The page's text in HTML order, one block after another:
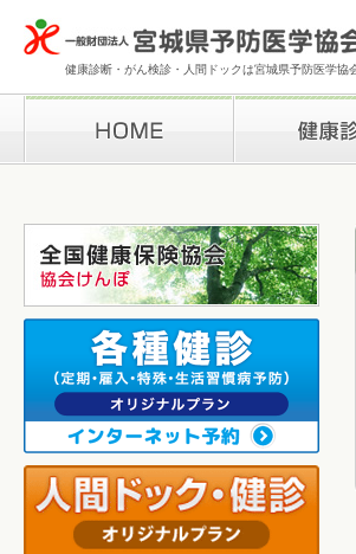
健康診断・がん検診・人間ドックは宮城県予防医学協